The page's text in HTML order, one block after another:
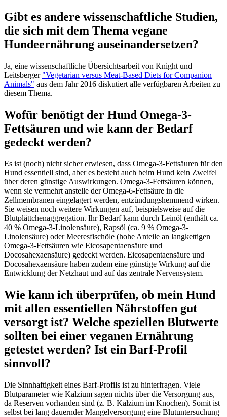
Gibt es andere wissenschaftliche Studien,
die sich mit dem Thema vegane
Hundeernährung auseinandersetzen?
Ja, eine wissenschaftliche Übersichtsarbeit von Knight und
Leitsberger "Vegetarian versus Meat-Based Diets for Companion
Animals" aus dem Jahr 2016 diskutiert alle verfügbaren Arbeiten zu
diesem Thema.
Wofür benötigt der Hund Omega-3-
Fettsäuren und wie kann der Bedarf
gedeckt werden?
Es ist (noch) nicht sicher erwiesen, dass Omega-3-Fettsäuren für den
Hund essentiell sind, aber es besteht auch beim Hund kein Zweifel
über deren günstige Auswirkungen. Omega-3-Fettsäuren können,
wenn sie vermehrt anstelle der Omega-6-Fettsäure in die
Zellmembranen eingelagert werden, entzündungshemmend wirken.
Sie weisen noch weitere Wirkungen auf, beispielsweise auf die
Blutplättchenaggregation. Ihr Bedarf kann durch Leinöl (enthält ca.
40 % Omega-3-Linolensäure), Rapsöl (ca. 9 % Omega-3-
Linolensäure) oder Meeresfischöle (hohe Anteile an langkettigen
Omega-3-Fettsäuren wie Eicosapentaensäure und
Docosahexaensäure) gedeckt werden. Eicosapentaensäure und
Docosahexaensäure haben zudem eine günstige Wirkung auf die
Entwicklung der Netzhaut und auf das zentrale Nervensystem.
Wie kann ich überprüfen, ob mein Hund
mit allen essentiellen Nährstoffen gut
versorgt ist? Welche speziellen Blutwerte
sollten bei einer veganen Ernährung
getestet werden? Ist ein Barf-Profil
sinnvoll?
Die Sinnhaftigkeit eines Barf-Profils ist zu hinterfragen. Viele
Blutparameter wie Kalzium sagen nichts über die Versorgung aus,
da Reserven vorhanden sind (z. B. Kalzium im Knochen). Somit ist
selbst bei lang dauernder Mangelversorgung eine Blutuntersuchung